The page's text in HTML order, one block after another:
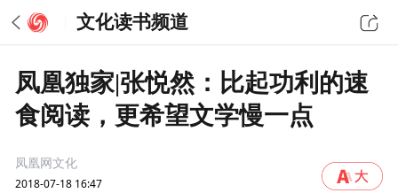
文化读书频道
凤凰独家|张悦然：比起功利的速
食阅读，更希望文学慢一点
凤凰网文化
2018-07-18 16:47